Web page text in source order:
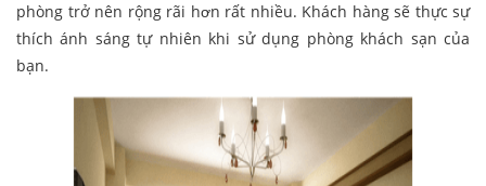
phòng trở nên rộng rãi hơn rất nhiều. Khách hàng sẽ thực sự
thích ánh sáng tự nhiên khi sử dụng phòng khách sạn của
bạn.